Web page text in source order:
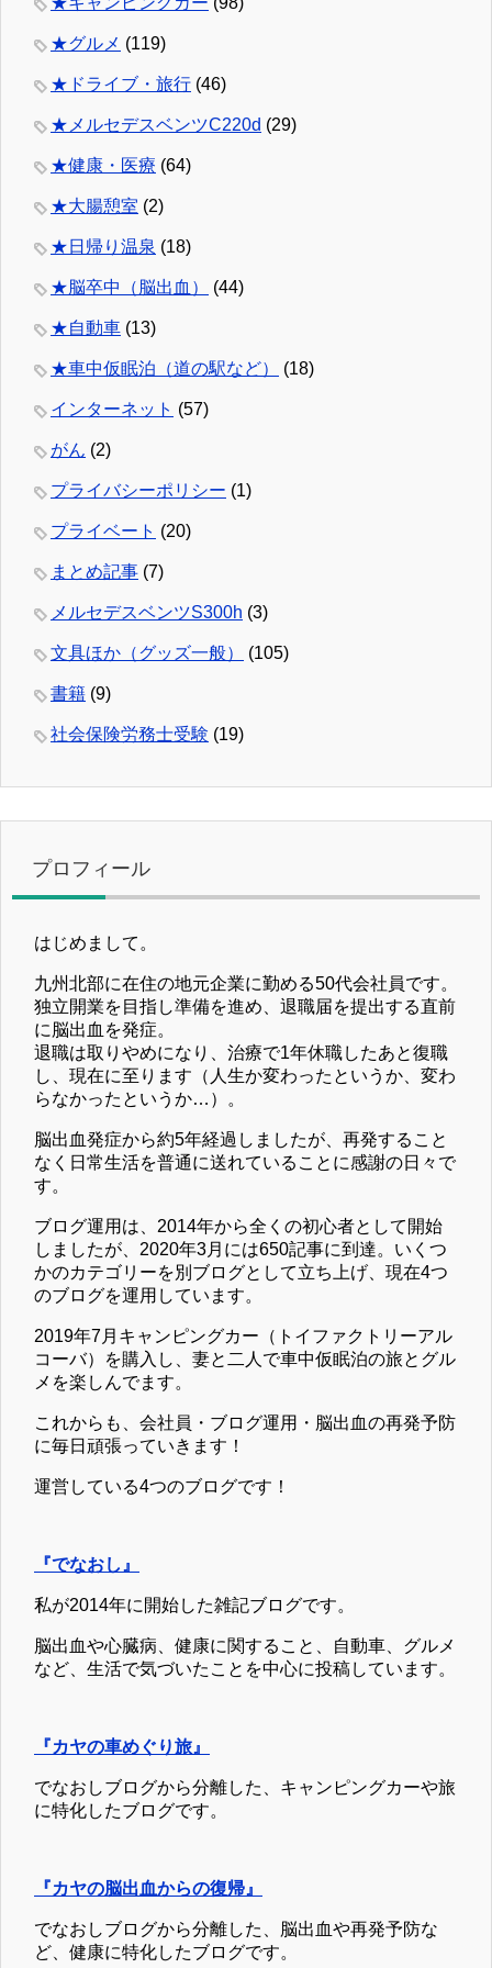
★グルメ (119)
★ドライブ・旅行 (46)
★メルセデスベンツC220d (29)
★健康・医療 (64)
★大腸憩室 (2)
★日帰り温泉 (18)
★脳卒中（脳出血） (44)
★自動車 (13)
★車中仮眠泊（道の駅など） (18)
インターネット (57)
がん (2)
プライバシーポリシー (1)
プライベート (20)
まとめ記事 (7)
メルセデスベンツS300h (3)
文具ほか（グッズ一般） (105)
書籍 (9)
社会保険労務士受験 (19)
プロフィール
はじめまして。
九州北部に在住の地元企業に勤める50代会社員です。
独立開業を目指し準備を進め、退職届を提出する直前
に脳出血を発症。
退職は取りやめになり、治療で1年休職したあと復職
し、現在に至ります（人生か変わったというか、変わ
らなかったというか…）。
脳出血発症から約5年経過しましたが、再発すること
なく日常生活を普通に送れていることに感謝の日々で
す。
ブログ運用は、2014年から全くの初心者として開始
しましたが、2020年3月には650記事に到達。いくつ
かのカテゴリーを別ブログとして立ち上げ、現在4つ
のブログを運用しています。
2019年7月キャンピングカー（トイファクトリーアル
コーバ）を購入し、妻と二人で車中仮眠泊の旅とグル
メを楽しんでます。
これからも、会社員・ブログ運用・脳出血の再発予防
に毎日頑張っていきます！
運営している4つのブログです！
『でなおし』
私が2014年に開始した雑記ブログです。
脳出血や心臓病、健康に関すること、自動車、グルメ
など、生活で気づいたことを中心に投稿しています。
『カヤの車めぐり旅』
でなおしブログから分離した、キャンピングカーや旅
に特化したブログです。
『カヤの脳出血からの復帰』
でなおしブログから分離した、脳出血や再発予防な
ど、健康に特化したブログです。